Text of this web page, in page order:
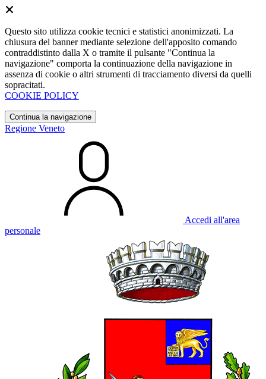
Questo sito utilizza cookie tecnici e statistici anonimizzati. La
chiusura del banner mediante selezione dell'apposito comando
contraddistinto dalla X o tramite il pulsante "Continua la
navigazione" comporta la continuazione della navigazione in
assenza di cookie o altri strumenti di tracciamento diversi da quelli
sopracitati.
COOKIE POLICY
Continua la navigazione
Regione Veneto
Accedi all'area
personale